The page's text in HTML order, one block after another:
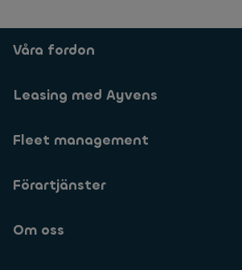
Våra fordon
Leasing med Ayvens
Fleet management
Förartjänster
Om oss